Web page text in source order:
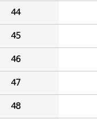
44
45
46
47
48